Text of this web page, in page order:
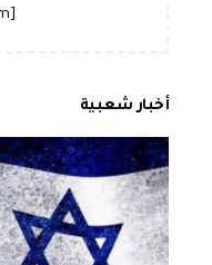
[mc4wp_form]
أخبار شعبية